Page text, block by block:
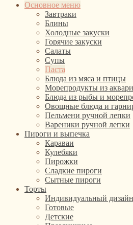
Основное меню
Завтраки
Блины
Холодные закуски
Горячие закуски
Салаты
Супы
Паста
Блюда из мяса и птицы
Морепродукты из
Блюда из рыбы и
Овощные блюда и
Пельмени ручной лепки
Вареники ручной лепки
Пироги и выпечка
Караваи
Кулебяки
Пирожки
Сладкие пироги
Сытные пироги
Торты
Индивидуальный дизайн
Готовые
Детские